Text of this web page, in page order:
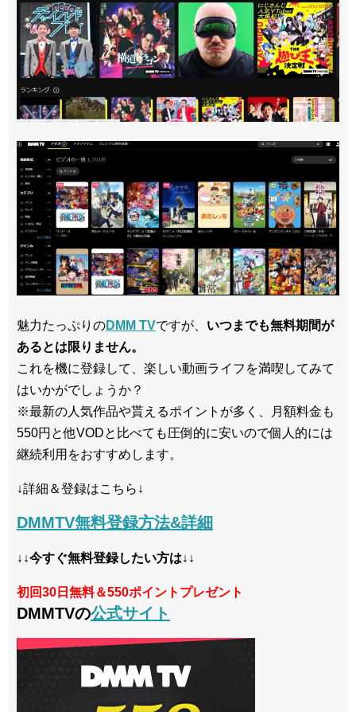
魅力たっぷりのDMM TVですが、 いつまでも無料期間が
あるとは限りません。
これを機に登録して、楽しい動画ライフを満喫してみて
はいかがでしょうか？
※最新の人気作品や貰えるポイントが多く、月額料金も
550円と他VODと比べても圧倒的に安いので個人的には
継続利用をおすすめします。
↓詳細＆登録はこちら↓
DMMTV無料登録方法&詳細
↓↓今すぐ無料登録したい方は↓↓
初回30日無料＆550ポイントプレゼント
DMMTVの公式サイト